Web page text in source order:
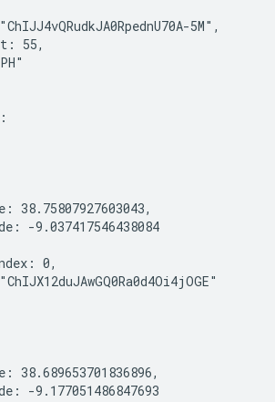
5M",
55,
38.75807927603043,
-9.037417546438084
0,
38.689653701836896,
-9.177051486847693